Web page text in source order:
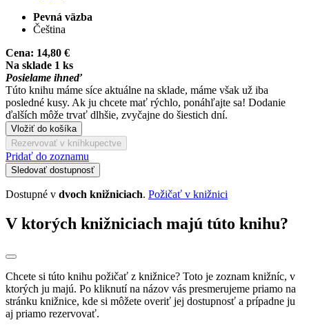
Pevná väzba
Čeština
Cena: 14,80 €
Na sklade 1 ks
Posielame ihneď
Túto knihu máme síce aktuálne na sklade, máme však už iba
posledné kusy. Ak ju chcete mať rýchlo, ponáhľajte sa! Dodanie
ďalších môže trvať dlhšie, zvyčajne do šiestich dní.
Vložiť do košíka
Rezervovať v kníhkupectve
Pridať do zoznamu
Sledovať dostupnosť
Dostupné v dvoch knižniciach. Požičať v knižnici
V ktorých knižniciach majú túto knihu?
Chcete si túto knihu požičať z knižnice? Toto je zoznam knižníc, v
ktorých ju majú. Po kliknutí na názov vás presmerujeme priamo na
stránku knižnice, kde si môžete overiť jej dostupnosť a prípadne ju
aj priamo rezervovať.